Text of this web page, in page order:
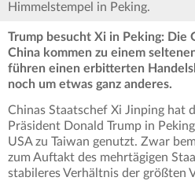
Himmelstempel in Peking.
Trump besucht Xi in Peking: Die
China kommen zu einem
führen einen erbitterten
noch um etwas ganz anderes.
Chinas Staatschef Xi Jinping hat
Präsident Donald Trump in
USA zu Taiwan genutzt. Zwar
zum Auftakt des mehrtägigen
stabileres Verhältnis der größten